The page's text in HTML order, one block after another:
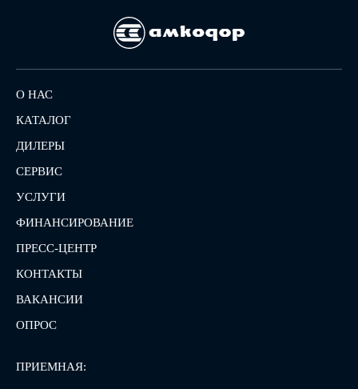
О НАС
КАТАЛОГ
ДИЛЕРЫ
СЕРВИС
УСЛУГИ
ФИНАНСИРОВАНИЕ
ПРЕСС-ЦЕНТР
КОНТАКТЫ
ВАКАНСИИ
ОПРОС
ПРИЕМНАЯ: